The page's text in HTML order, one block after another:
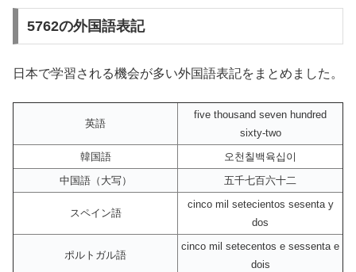
5762の外国語表記
日本で学習される機会が多い外国語表記をまとめました。
英語
five thousand seven hundred
sixty-two
韓国語
오천칠백육십이
中国語（大写）
五千七百六十二
スペイン語
cinco mil setecientos sesenta y
dos
ポルトガル語
cinco mil setecentos e sessenta e
dois